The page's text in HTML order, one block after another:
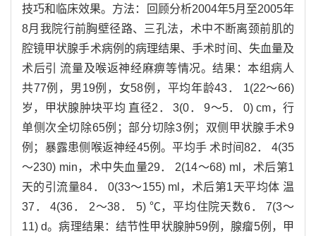
技巧和临床效果。方法：回顾分析2004年5月至2005年
8月我院行前胸壁径路、三孔法，术中不断离颈前肌的
腔镜甲状腺手术病例的病理结果、手术时间、失血量及
术后引 流量及喉返神经麻痹等情况。结果：本组病人
共77例，男19例，女58例，平均年龄43． 1(22～66)
岁，甲状腺肿块平均 直径2． 3(0． 9～5． 0) cm，行
单侧次全切除65例；部分切除3例；双侧甲状腺手术9
例；暴露患侧喉返神经45例。平均手 术时间82． 4(35
～230) min，术中失血量29． 2(14～68) ml，术后第1
天的引流量84． 0(33～155) ml，术后第1天平均体 温
37． 4(36． 2～38． 5) ℃，平均住院天数6． 7(3～
11) d。病理结果：结节性甲状腺肿59例，腺瘤5例，甲